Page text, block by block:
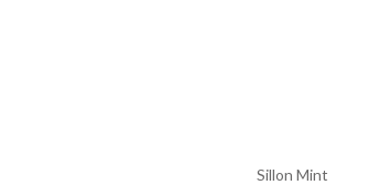
Sillon Mint